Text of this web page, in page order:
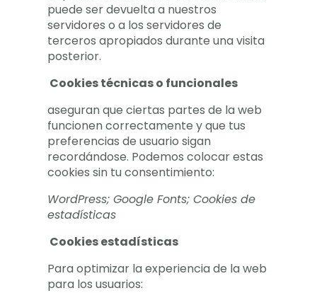
puede ser devuelta a nuestros
servidores o a los servidores de
terceros apropiados durante una visita
posterior.
Cookies técnicas o funcionales
aseguran que ciertas partes de la web
funcionen correctamente y que tus
preferencias de usuario sigan
recordándose. Podemos colocar estas
cookies sin tu consentimiento:
WordPress; Google Fonts; Cookies de
estadísticas
Cookies estadísticas
Para optimizar la experiencia de la web
para los usuarios: